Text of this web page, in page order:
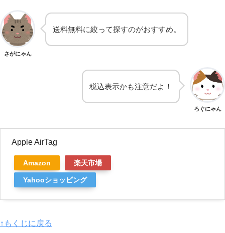
さがにゃん
送料無料に絞って探すのがおすすめ。
ろぐにゃん
税込表示かも注意だよ！
Apple AirTag
Amazon 楽天市場
Yahooショッピング
↑もくじに戻る